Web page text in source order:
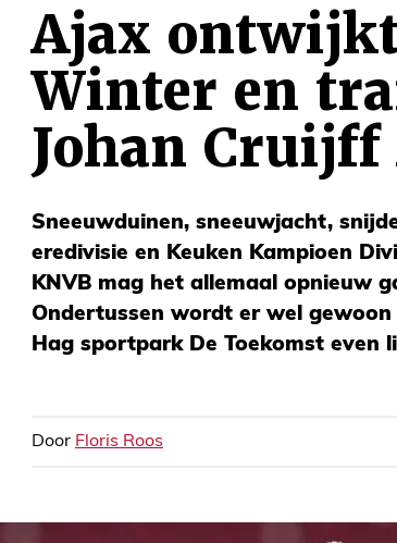
Ajax
Winter en
Johan Cruijff
Sneeuwduinen, sneeuwjacht,
eredivisie en Keuken Kampioen
KNVB mag het allemaal opnieuw
Ondertussen wordt er wel
Hag sportpark De Toekomst even
Door Floris Roos